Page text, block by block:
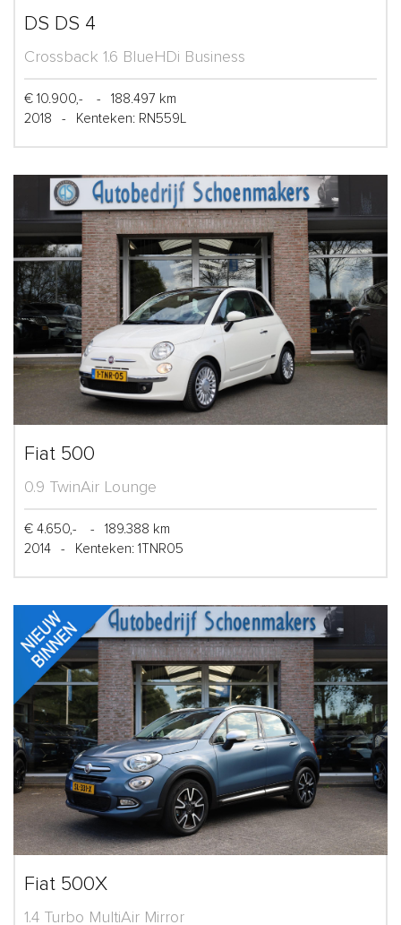
DS DS 4
Crossback 1.6 BlueHDi Business
€ 10.900,- -
188.497 km
2018
- Kenteken: RN559L
Fiat 500
0.9 TwinAir Lounge
€ 4.650,- -
189.388 km
2014
- Kenteken: 1TNR05
Fiat 500X
1.4 Turbo MultiAir Mirror